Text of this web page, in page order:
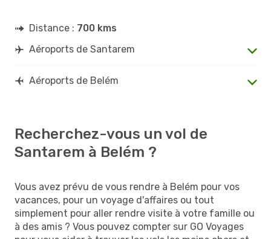
Distance : 700 kms
Aéroports de Santarem
Aéroports de Belém
Recherchez-vous un vol de
Santarem à Belém ?
Vous avez prévu de vous rendre à Belém pour vos
vacances, pour un voyage d'affaires ou tout
simplement pour aller rendre visite à votre famille ou
à des amis ? Vous pouvez compter sur GO Voyages